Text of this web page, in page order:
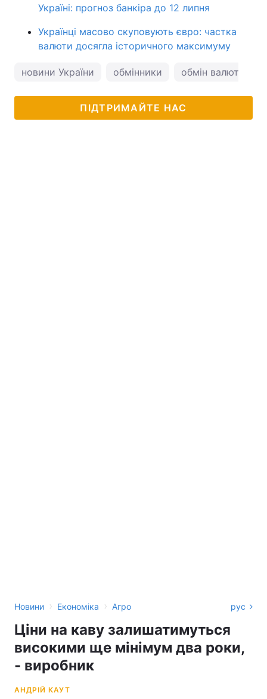
Україні: прогноз банкіра до 12 липня
Українці масово скуповують євро: частка
валюти досягла історичного максимуму
новини України обмінники обмін валют
ПІДТРИМАЙТЕ НАС
Новини › Економіка › Агро рус
Ціни на каву залишатимуться
високими ще мінімум два роки,
- виробник
АНДРІЙ КАУТ